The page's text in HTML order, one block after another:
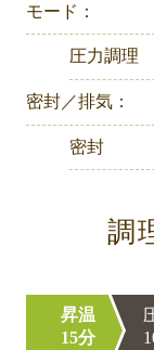
モード：
圧力調理
密封／排気：
密封
調
昇温
15分